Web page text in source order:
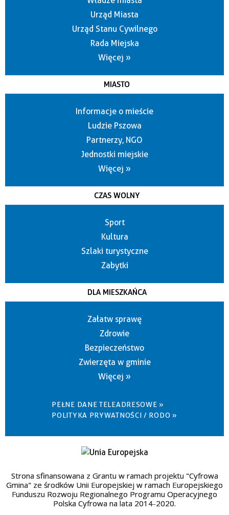
Urząd Miasta
Urząd Stanu Cywilnego
Rada Miejska
Więcej »
MIASTO
Informacje o mieście
Ludzie Pszowa
Partnerzy, NGO
Jednostki miejskie
Więcej »
CZAS WOLNY
Sport
Kultura
Szlaki turystyczne
Zabytki
DLA MIESZKAŃCA
Załatw sprawę
Zdrowie
Bezpieczeństwo
Zwierzęta w gminie
Więcej »
PEŁNE DANE TELEADRESOWE »
POLITYKA PRYWATNOŚCI / RODO »
Strona sfinansowana z Grantu w ramach projektu "Cyfrowa
Gmina" ze środków Unii Europejskiej w ramach Europejskiego
Funduszu Rozwoju Regionalnego Programu Operacyjnego
Polska Cyfrowa na lata 2014-2020.